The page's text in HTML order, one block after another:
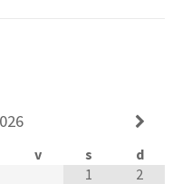
v s
d
1
2